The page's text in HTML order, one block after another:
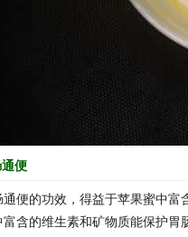
通便
便的功效，得益于苹果蜜中
含的维生素和矿物质能保护